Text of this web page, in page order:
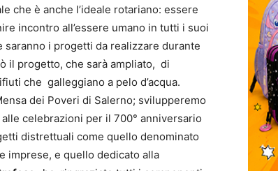
che è anche l’ideale rotariano: essere
incontro all’essere umano in tutti i suoi
saranno i progetti da realizzare durante
il progetto, che sarà ampliato, di
che galleggiano a pelo d’acqua.
dei Poveri di Salerno; svilupperemo
celebrazioni per il 700° anniversario
distrettuali come quello denominato
imprese, e quello dedicato alla